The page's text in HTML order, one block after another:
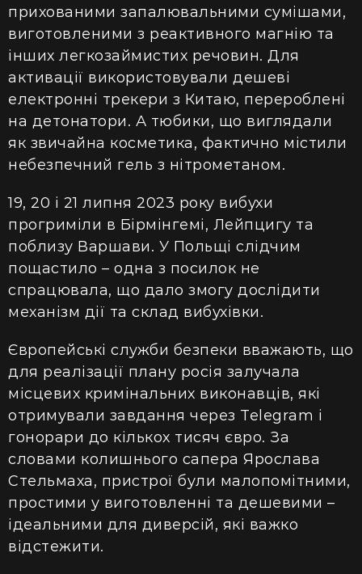
прихованими запалювальними сумішами,
виготовленими з реактивного магнію та
інших легкозаймистих речовин. Для
активації використовували дешеві
електронні трекери з Китаю, перероблені
на детонатори. А тюбики, що виглядали
як звичайна косметика, фактично містили
небезпечний гель з нітрометаном.
19, 20 і 21 липня 2023 року вибухи
прогриміли в Бірмінгемі, Лейпцигу та
поблизу Варшави. У Польщі слідчим
пощастило – одна з посилок не
спрацювала, що дало змогу дослідити
механізм дії та склад вибухівки.
Європейські служби безпеки вважають, що
для реалізації плану росія залучала
місцевих кримінальних виконавців, які
отримували завдання через Telegram і
гонорари до кількох тисяч євро. За
словами колишнього сапера Ярослава
Стельмаха, пристрої були малопомітними,
простими у виготовленні та дешевими –
ідеальними для диверсій, які важко
відстежити.